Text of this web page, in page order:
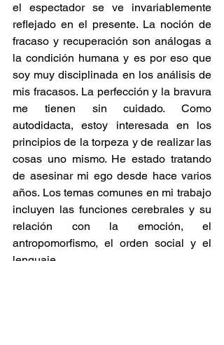
el espectador se ve invariablemente
reflejado en el presente. La noción de
fracaso y recuperación son análogas a
la condición humana y es por eso que
soy muy disciplinada en los análisis de
mis fracasos. La perfección y la bravura
me tienen sin cuidado. Como
autodidacta, estoy interesada en los
principios de la torpeza y de realizar las
cosas uno mismo. He estado tratando
de asesinar mi ego desde hace varios
años. Los temas comunes en mi trabajo
incluyen las funciones cerebrales y su
relación con la emoción, el
antropomorfismo, el orden social y el
lenguaje.